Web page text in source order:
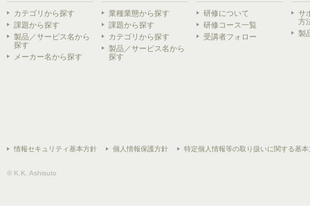
カテゴリから探す
課題から探す
製品／サービス名から
探す
メーカー名から探す
業種業態から探す
課題から探す
カテゴリから探す
製品／サービス名から
探す
研修について
研修コース一覧
受講者フォロー
サ
方
製
情報セキュリティ基本方針 個人情報保護方針 特定個人情報等の取り扱いに関する基本
© K.K. Ashisuto